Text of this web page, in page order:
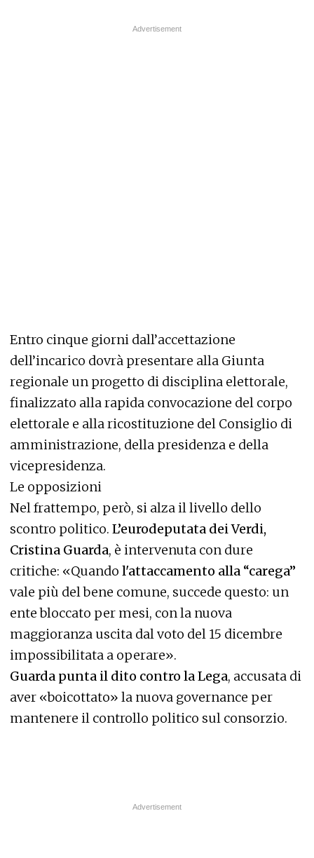
Entro cinque giorni dall’accettazione
dell’incarico dovrà presentare alla Giunta
regionale un progetto di disciplina elettorale,
finalizzato alla rapida convocazione del corpo
elettorale e alla ricostituzione del Consiglio di
amministrazione, della presidenza e della
vicepresidenza.
Le opposizioni
Nel frattempo, però, si alza il livello dello
scontro politico. L’eurodeputata dei Verdi,
Cristina Guarda, è intervenuta con dure
critiche: «Quando l'attaccamento alla “carega”
vale più del bene comune, succede questo: un
ente bloccato per mesi, con la nuova
maggioranza uscita dal voto del 15 dicembre
impossibilitata a operare».
Guarda punta il dito contro la Lega, accusata di
aver «boicottato» la nuova governance per
mantenere il controllo politico sul consorzio.